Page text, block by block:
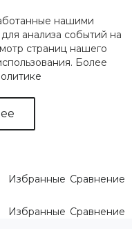
нашими
анализа событий на
страниц нашего
Более
Избранные Сравнение
Избранные Сравнение